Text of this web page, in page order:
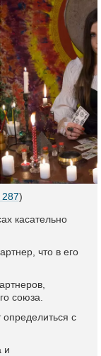
)
касательно
что в его
союза.
с
и